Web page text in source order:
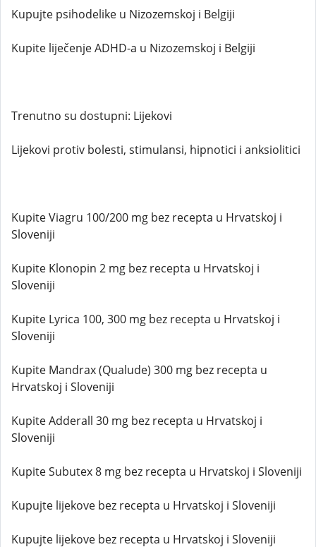
Kupujte psihodelike u Nizozemskoj i Belgiji
Kupite liječenje ADHD-a u Nizozemskoj i Belgiji
Trenutno su dostupni: Lijekovi
Lijekovi protiv bolesti, stimulansi, hipnotici i anksiolitici
Kupite Viagru 100/200 mg bez recepta u Hrvatskoj i
Sloveniji
Kupite Klonopin 2 mg bez recepta u Hrvatskoj i
Sloveniji
Kupite Lyrica 100, 300 mg bez recepta u Hrvatskoj i
Sloveniji
Kupite Mandrax (Qualude) 300 mg bez recepta u
Hrvatskoj i Sloveniji
Kupite Adderall 30 mg bez recepta u Hrvatskoj i
Sloveniji
Kupite Subutex 8 mg bez recepta u Hrvatskoj i Sloveniji
Kupujte lijekove bez recepta u Hrvatskoj i Sloveniji
Kupujte lijekove bez recepta u Hrvatskoj i Sloveniji